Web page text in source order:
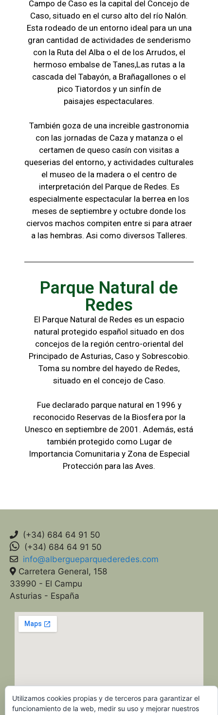
Campo de Caso es la capital del Concejo de
Caso, situado en el curso alto del río Nalón.
Esta rodeado de un entorno ideal para un una
gran cantidad de actividades de senderismo
con la Ruta del Alba o el de los Arrudos, el
hermoso embalse de Tanes,Las rutas a la
cascada del Tabayón, a Brañagallones o el
pico Tiatordos y un sinfín de
paisajes espectaculares.
También goza de una increible gastronomia
con las jornadas de Caza y matanza o el
certamen de queso casín con visitas a
queserias del entorno, y actividades culturales
el museo de la madera o el centro de
interpretación del Parque de Redes. Es
especialmente espectacular la berrea en los
meses de septiembre y octubre donde los
ciervos machos compiten entre si para atraer
a las hembras. Asi como diversos Talleres.
Parque Natural de
Redes
El Parque Natural de Redes es un espacio
natural protegido español situado en dos
concejos de la región centro-oriental del
Principado de Asturias, Caso y Sobrescobio.
Toma su nombre del hayedo de Redes,
situado en el concejo de Caso.
Fue declarado parque natural en 1996 y
reconocido Reservas de la Biosfera por la
Unesco en septiembre de 2001. Además, está
también protegido como Lugar de
Importancia Comunitaria y Zona de Especial
Protección para las Aves.
(+34) 684 64 91 50
(+34) 684 64 91 50
info@albergueparquederedes.com
Carretera General, 158
33990 - El Campu
Asturias - España
Utilizamos cookies propias y de terceros para garantizar el
funcionamiento de la web, medir su uso y mejorar nuestros